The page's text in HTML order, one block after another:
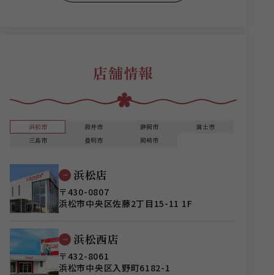
店舗情報
浜松市 袋井市 静岡市
富士市
三島市
豊明市 岡崎市
浜松店
〒430-0807
浜松市中央区佐藤2丁目15-11 1F
浜松西店
〒432-8061
浜松市中央区入野町6182-1